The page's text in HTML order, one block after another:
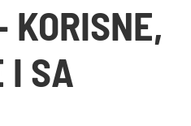
KORISNE,
I SA